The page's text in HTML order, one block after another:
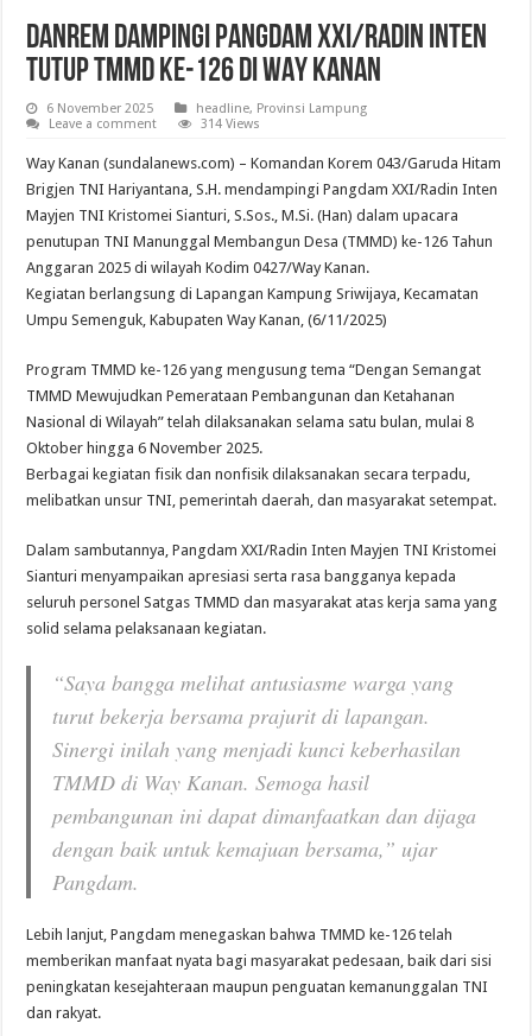
DANREM DAMPINGI PANGDAM XXI/RADIN INTEN
TUTUP TMMD KE-126 DI WAY KANAN
6 November 2025 headline, Provinsi Lampung
Leave a comment
314 Views
Way Kanan (sundalanews.com) – Komandan Korem 043/Garuda Hitam
Brigjen TNI Hariyantana, S.H. mendampingi Pangdam XXI/Radin Inten
Mayjen TNI Kristomei Sianturi, S.Sos., M.Si. (Han) dalam upacara
penutupan TNI Manunggal Membangun Desa (TMMD) ke-126 Tahun
Anggaran 2025 di wilayah Kodim 0427/Way Kanan.
Kegiatan berlangsung di Lapangan Kampung Sriwijaya, Kecamatan
Umpu Semenguk, Kabupaten Way Kanan, (6/11/2025)
Program TMMD ke-126 yang mengusung tema “Dengan Semangat
TMMD Mewujudkan Pemerataan Pembangunan dan Ketahanan
Nasional di Wilayah” telah dilaksanakan selama satu bulan, mulai 8
Oktober hingga 6 November 2025.
Berbagai kegiatan fisik dan nonfisik dilaksanakan secara terpadu,
melibatkan unsur TNI, pemerintah daerah, dan masyarakat setempat.
Dalam sambutannya, Pangdam XXI/Radin Inten Mayjen TNI Kristomei
Sianturi menyampaikan apresiasi serta rasa bangganya kepada
seluruh personel Satgas TMMD dan masyarakat atas kerja sama yang
solid selama pelaksanaan kegiatan.
“Saya bangga melihat antusiasme warga yang
turut bekerja bersama prajurit di lapangan.
Sinergi inilah yang menjadi kunci keberhasilan
TMMD di Way Kanan. Semoga hasil
pembangunan ini dapat dimanfaatkan dan dijaga
dengan baik untuk kemajuan bersama,” ujar
Pangdam.
Lebih lanjut, Pangdam menegaskan bahwa TMMD ke-126 telah
memberikan manfaat nyata bagi masyarakat pedesaan, baik dari sisi
peningkatan kesejahteraan maupun penguatan kemanunggalan TNI
dan rakyat.